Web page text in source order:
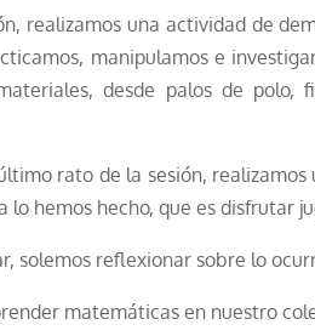
realizamos una actividad de
manipulamos e
desde palos de polo,
rato de la sesión,
lo hemos hecho, que es disfrutar
solemos reflexionar sobre lo
matemáticas en nuestro